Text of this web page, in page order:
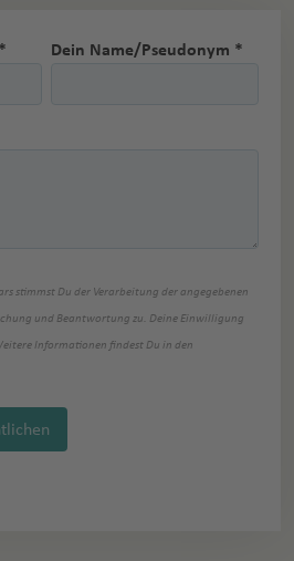
Dein Name/Pseudonym *
stimmst Du der Verarbeitung der angegebenen
und Beantwortung zu. Deine Einwilligung
Informationen findest Du in den